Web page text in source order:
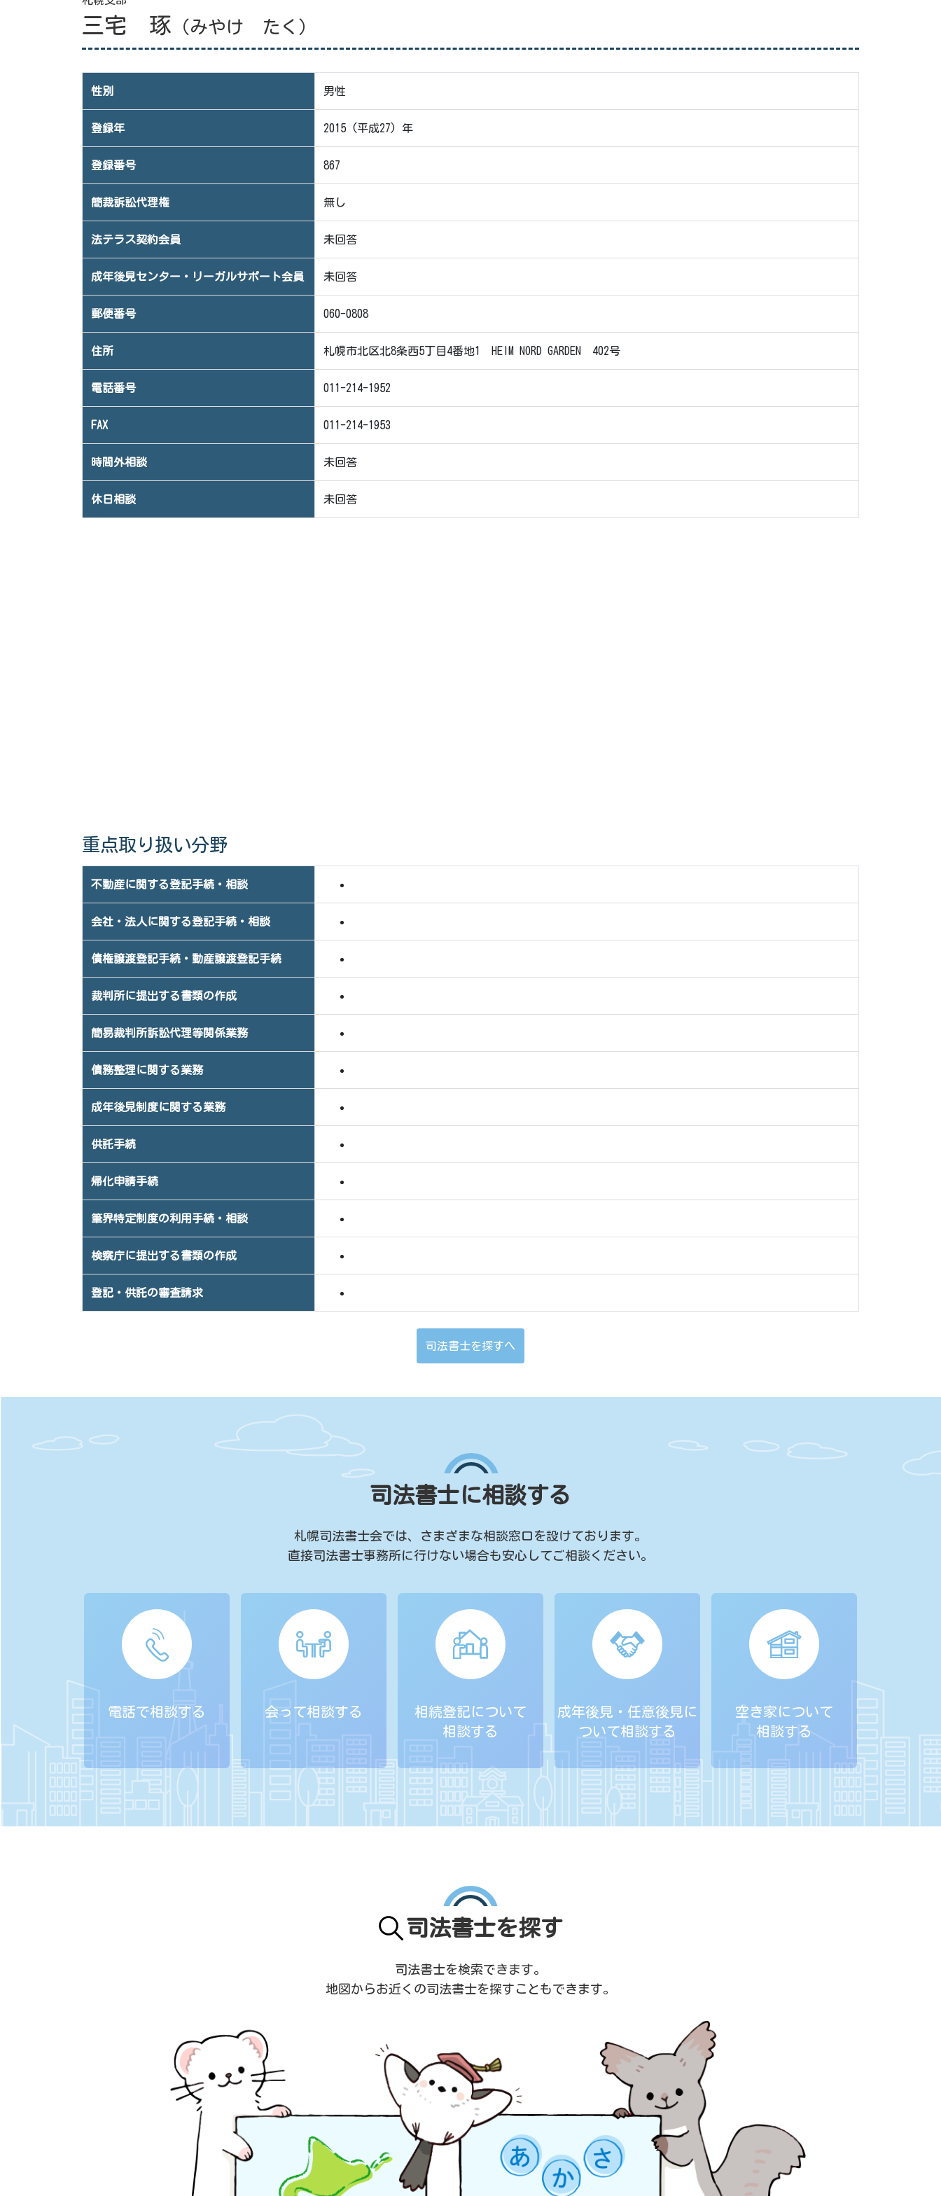
三宅 琢 （みやけ たく）
性別 男性
登録年 2015 (平成27) 年
登録番号 867
簡裁訴訟代理権 無し
法テラス契約会員 未回答
成年後見センター・リーガルサポート会員 未回答
郵便番号 060-0808
住所 札幌市北区北8条西5丁目4番地1 HEIM NORD GARDEN 402号
電話番号 011-214-1952
FAX 011-214-1953
時間外相談 未回答
休日相談 未回答
重点取り扱い分野
不動産に関する登記手続・相談
会社・法人に関する登記手続・相談
債権譲渡登記手続・動産譲渡登記手続
裁判所に提出する書類の作成
簡易裁判所訴訟代理等関係業務
債務整理に関する業務
成年後見制度に関する業務
供託手続
帰化申請手続
筆界特定制度の利用手続・相談
検察庁に提出する書類の作成
登記・供託の審査請求
司法書士を探すへ
司法書士に相談する
札幌司法書士会では、
さまざまな相談窓口を設けております。
直接司法書士事務所に行けない場合も安心してご相談ください。
電話で相談する 会って相談する
相続登記について
相談する
成年後見・任意後見に
ついて相談する
空き家について
相談する
司法書士を探す
司法書士を検索できます。
地図からお近くの司法書士を探すこともできます。